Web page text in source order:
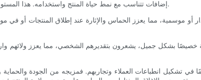
إضافات تتناسب مع نمط حياة المنتج واستخدامه. هذا المستوى من التفصيل يعزز قيمة المنتج المدركة ويخلق قصة مميزة لفتح العبوة، تلقى صدىً عميقًا لدى العملاء.
أو موسمية، مما يعزز الحماس والإثارة عند إطلاق المنتجات أو في
بشكل جميل، يشعرون بتقديرهم الشخصي، مما يعزز ولائهم
في تشكيل انطباعات العملاء وتجاربهم. فمزيجه من الجودة